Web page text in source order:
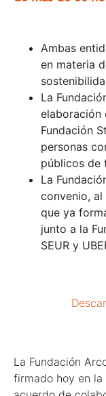
Ambas
en materia
La
elaboración
Fundación
personas
públicos de
La
convenio,
que ya
junto a la
SEUR y
La Fundación
firmado hoy en la